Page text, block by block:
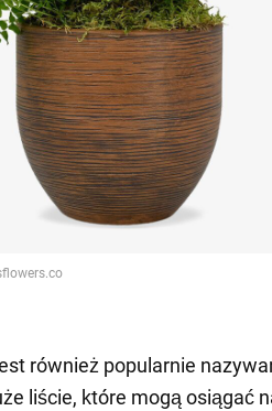
również popularnie
liście, które mogą osiągać